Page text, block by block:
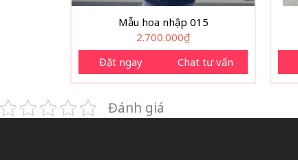
Mẫu hoa nhập 015
2.700.000₫
Đặt ngay
Chat tư vấn
Đánh giá